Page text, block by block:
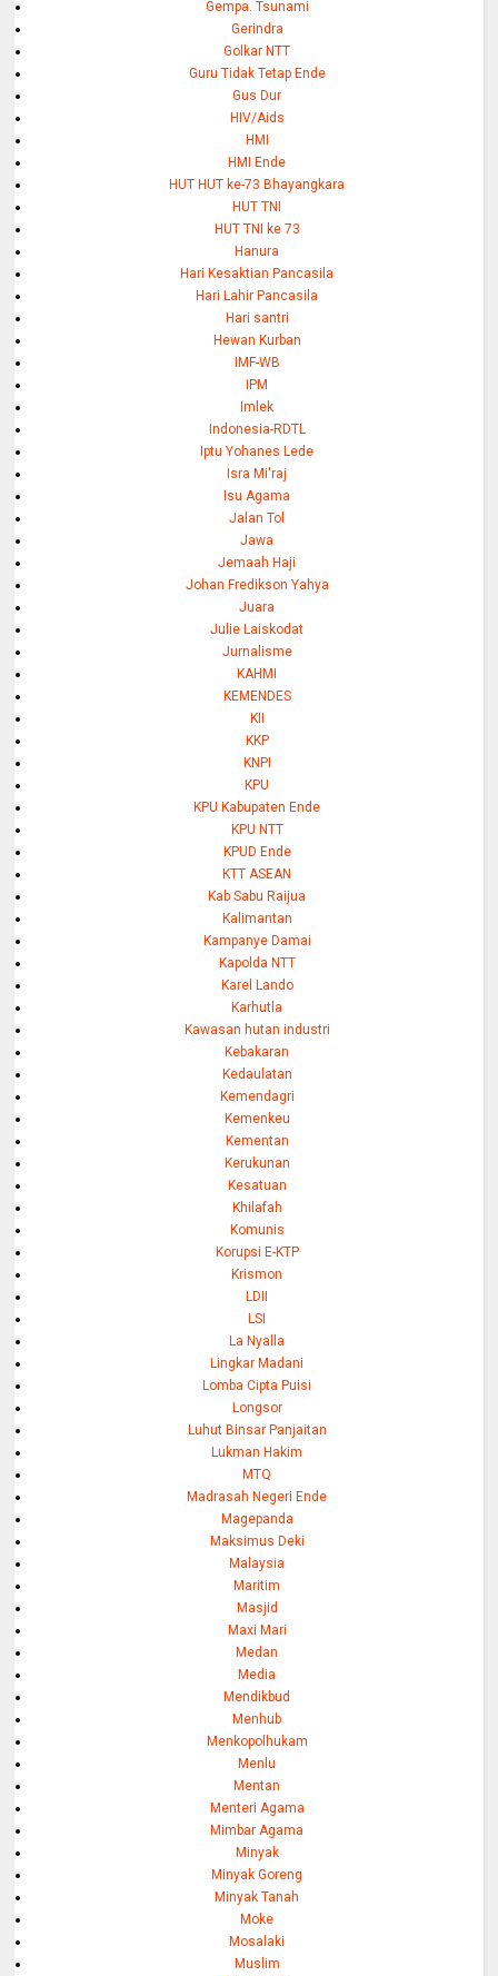
Gempa. Tsunami
Gerindra
Golkar NTT
Guru Tidak Tetap Ende
Gus Dur
HIV/Aids
HMI
HMI Ende
HUT HUT ke-73 Bhayangkara
HUT TNI
HUT TNI ke 73
Hanura
Hari Kesaktian Pancasila
Hari Lahir Pancasila
Hari santri
Hewan Kurban
IMF-WB
IPM
Imlek
Indonesia-RDTL
Iptu Yohanes Lede
Isra Mi'raj
Isu Agama
Jalan Tol
Jawa
Jemaah Haji
Johan Fredikson Yahya
Juara
Julie Laiskodat
Jurnalisme
KAHMI
KEMENDES
KII
KKP
KNPI
KPU
KPU Kabupaten Ende
KPU NTT
KPUD Ende
KTT ASEAN
Kab Sabu Raijua
Kalimantan
Kampanye Damai
Kapolda NTT
Karel Lando
Karhutla
Kawasan hutan industri
Kebakaran
Kedaulatan
Kemendagri
Kemenkeu
Kementan
Kerukunan
Kesatuan
Khilafah
Komunis
Korupsi E-KTP
Krismon
LDII
LSI
La Nyalla
Lingkar Madani
Lomba Cipta Puisi
Longsor
Luhut Binsar Panjaitan
Lukman Hakim
MTQ
Madrasah Negeri Ende
Magepanda
Maksimus Deki
Malaysia
Maritim
Masjid
Maxi Mari
Medan
Media
Mendikbud
Menhub
Menkopolhukam
Menlu
Mentan
Menteri Agama
Mimbar Agama
Minyak
Minyak Goreng
Minyak Tanah
Moke
Mosalaki
Muslim